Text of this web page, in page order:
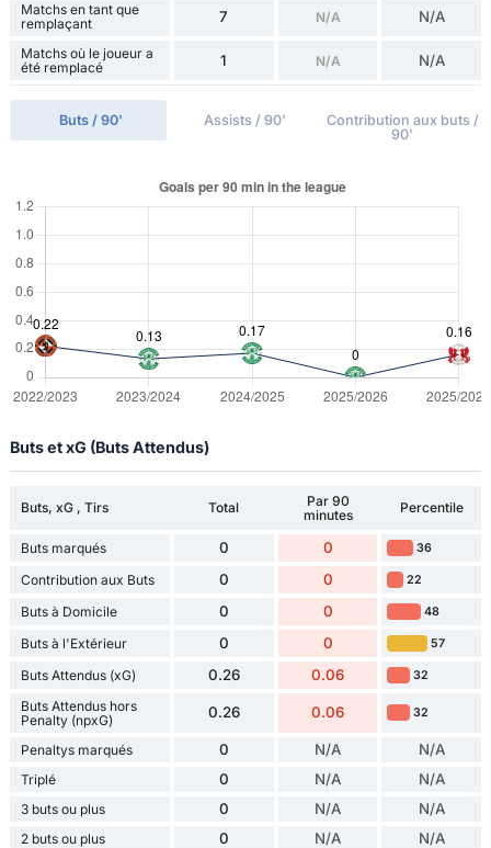
Matchs en tant que
remplaçant
7 N/A N/A
Matchs où le joueur a
été remplacé
1 N/A N/A
Buts / 90' Assists / 90'
Contribution aux buts /
90'
Buts et xG (Buts Attendus)
Buts, xG , Tirs Total
Par 90
minutes
Percentile
Buts marqués 0 0 36
Contribution aux Buts 0 0 22
Buts à Domicile 0 0 48
Buts à l'Extérieur 0 0 57
Buts Attendus (xG) 0.26 0.06 32
Buts Attendus hors
Penalty (npxG)
0.26 0.06 32
Penaltys marqués 0 N/A N/A
Triplé 0 N/A N/A
3 buts ou plus 0 N/A N/A
2 buts ou plus 0 N/A N/A